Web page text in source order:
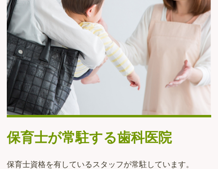
保育士が常駐する歯科医院
保育士資格を有しているスタッフが常駐しています。